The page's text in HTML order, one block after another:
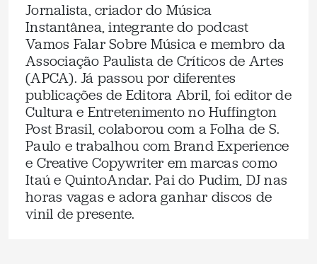
Jornalista, criador do Música
Instantânea, integrante do podcast
Vamos Falar Sobre Música e membro da
Associação Paulista de Críticos de Artes
(APCA). Já passou por diferentes
publicações de Editora Abril, foi editor de
Cultura e Entretenimento no Huffington
Post Brasil, colaborou com a Folha de S.
Paulo e trabalhou com Brand Experience
e Creative Copywriter em marcas como
Itaú e QuintoAndar. Pai do Pudim, DJ nas
horas vagas e adora ganhar discos de
vinil de presente.